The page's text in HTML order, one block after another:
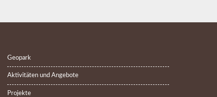
Geopark
Aktivitäten und Angebote
Projekte